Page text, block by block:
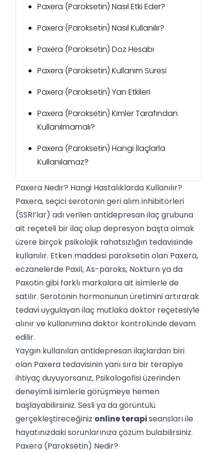
Paxera (Paroksetin) Nasıl Etki Eder?
Paxera (Paroksetin) Nasıl Kullanılır?
Paxera (Paroksetin) Doz Hesabı
Paxera (Paroksetin) Kullanım Süresi
Paxera (Paroksetin) Yan Etkileri
Paxera (Paroksetin) Kimler Tarafından
Kullanılmamalı?
Paxera (Paroksetin) Hangi İlaçlarla
Kullanılamaz?
Paxera Nedir? Hangi Hastalıklarda Kullanılır?
Paxera, seçici serotonin geri alım inhibitörleri
(SSRI’lar) adı verilen antidepresan ilaç grubuna
ait reçeteli bir ilaç olup depresyon başta olmak
üzere birçok psikolojik rahatsızlığın tedavisinde
kullanılır. Etken maddesi paroksetin olan Paxera,
eczanelerde Paxil, As-paroks, Nokturn ya da
Paxotin gibi farklı markalara ait isimlerle de
satılır. Serotonin hormonunun üretimini artırarak
tedavi uygulayan ilaç mutlaka doktor reçetesiyle
alınır ve kullanımına doktor kontrolünde devam
edilir.
Yaygın kullanılan antidepresan ilaçlardan biri
olan Paxera tedavisinin yanı sıra bir terapiye
ihtiyaç duyuyorsanız, Psikologofisi üzerinden
deneyimli isimlerle görüşmeye hemen
başlayabilirsiniz. Sesli ya da görüntülü
gerçekleştireceğiniz online terapiseansları ile
hayatınızdaki sorunlarınıza çözüm bulabilirsiniz.
Paxera (Paroksetin) Nedir?